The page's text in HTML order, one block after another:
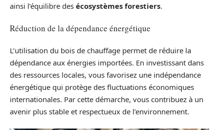
ainsi l’équilibre des écosystèmes forestiers.
Réduction de la dépendance énergétique
L’utilisation du bois de chauffage permet de réduire la
dépendance aux énergies importées. En investissant dans
des ressources locales, vous favorisez une indépendance
énergétique qui protège des fluctuations économiques
internationales. Par cette démarche, vous contribuez à un
avenir plus stable et respectueux de l’environnement.